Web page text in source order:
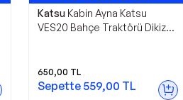
Katsu Kabin Ayna Katsu
VES20 Bahçe Traktörü Dikiz
650,00 TL
Sepette 559,00 TL